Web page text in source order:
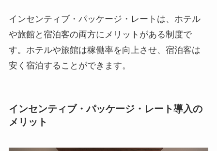
インセンティブ・パッケージ・レートは、ホテル
や旅館と宿泊客の両方にメリットがある制度で
す。ホテルや旅館は稼働率を向上させ、宿泊客は
安く宿泊することができます。
インセンティブ・パッケージ・レート導入の
メリット